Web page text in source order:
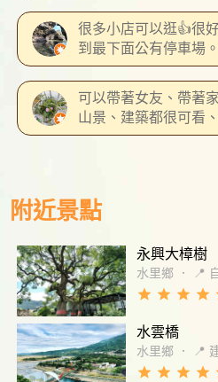
很多小店可以逛👍很
到最下面公有停車場
是停一次100元 所以
可以帶著女友、帶著
山景、建築都很可看
附近景點
永興大樟樹
水里鄉 ． 📍
grade grade grade grade
水雲橋
水里鄉 ． 📍
grade grade grade grade